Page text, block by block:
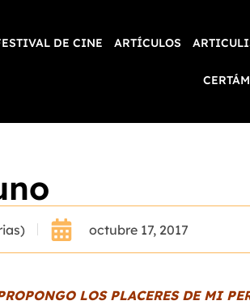
DE CINE ARTÍCULOS
octubre 17, 2017
LOS PLACERES DE MI